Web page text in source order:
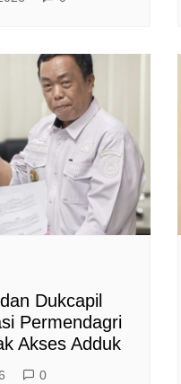
Dukcapil
Permendagri
Akses Adduk
0